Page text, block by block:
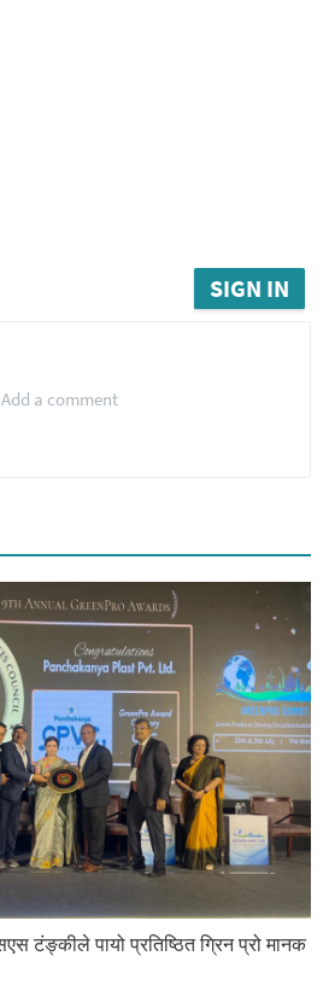
SIGN IN
Add a comment
टंङ्कीले पायो प्रतिष्ठित ग्रिन प्रो मानक